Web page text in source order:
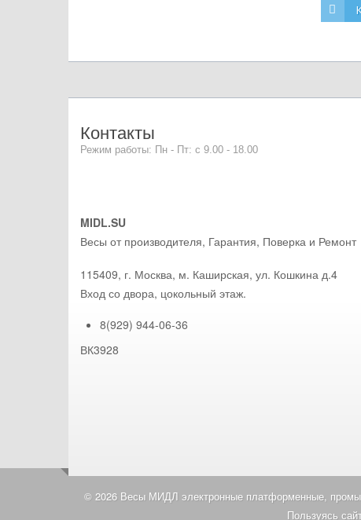
Контакты
Режим работы: Пн - Пт: с 9.00 - 18.00
MIDL.SU
Весы от производителя, Гарантия, Поверка и Ремонт
115409, г. Москва, м. Каширская, ул. Кошкина д.4
Вход со двора, цокольный этаж.
8(929) 944-06-36
ВК3928
© 2026 Весы МИДЛ электронные платформенные,
Пользуясь